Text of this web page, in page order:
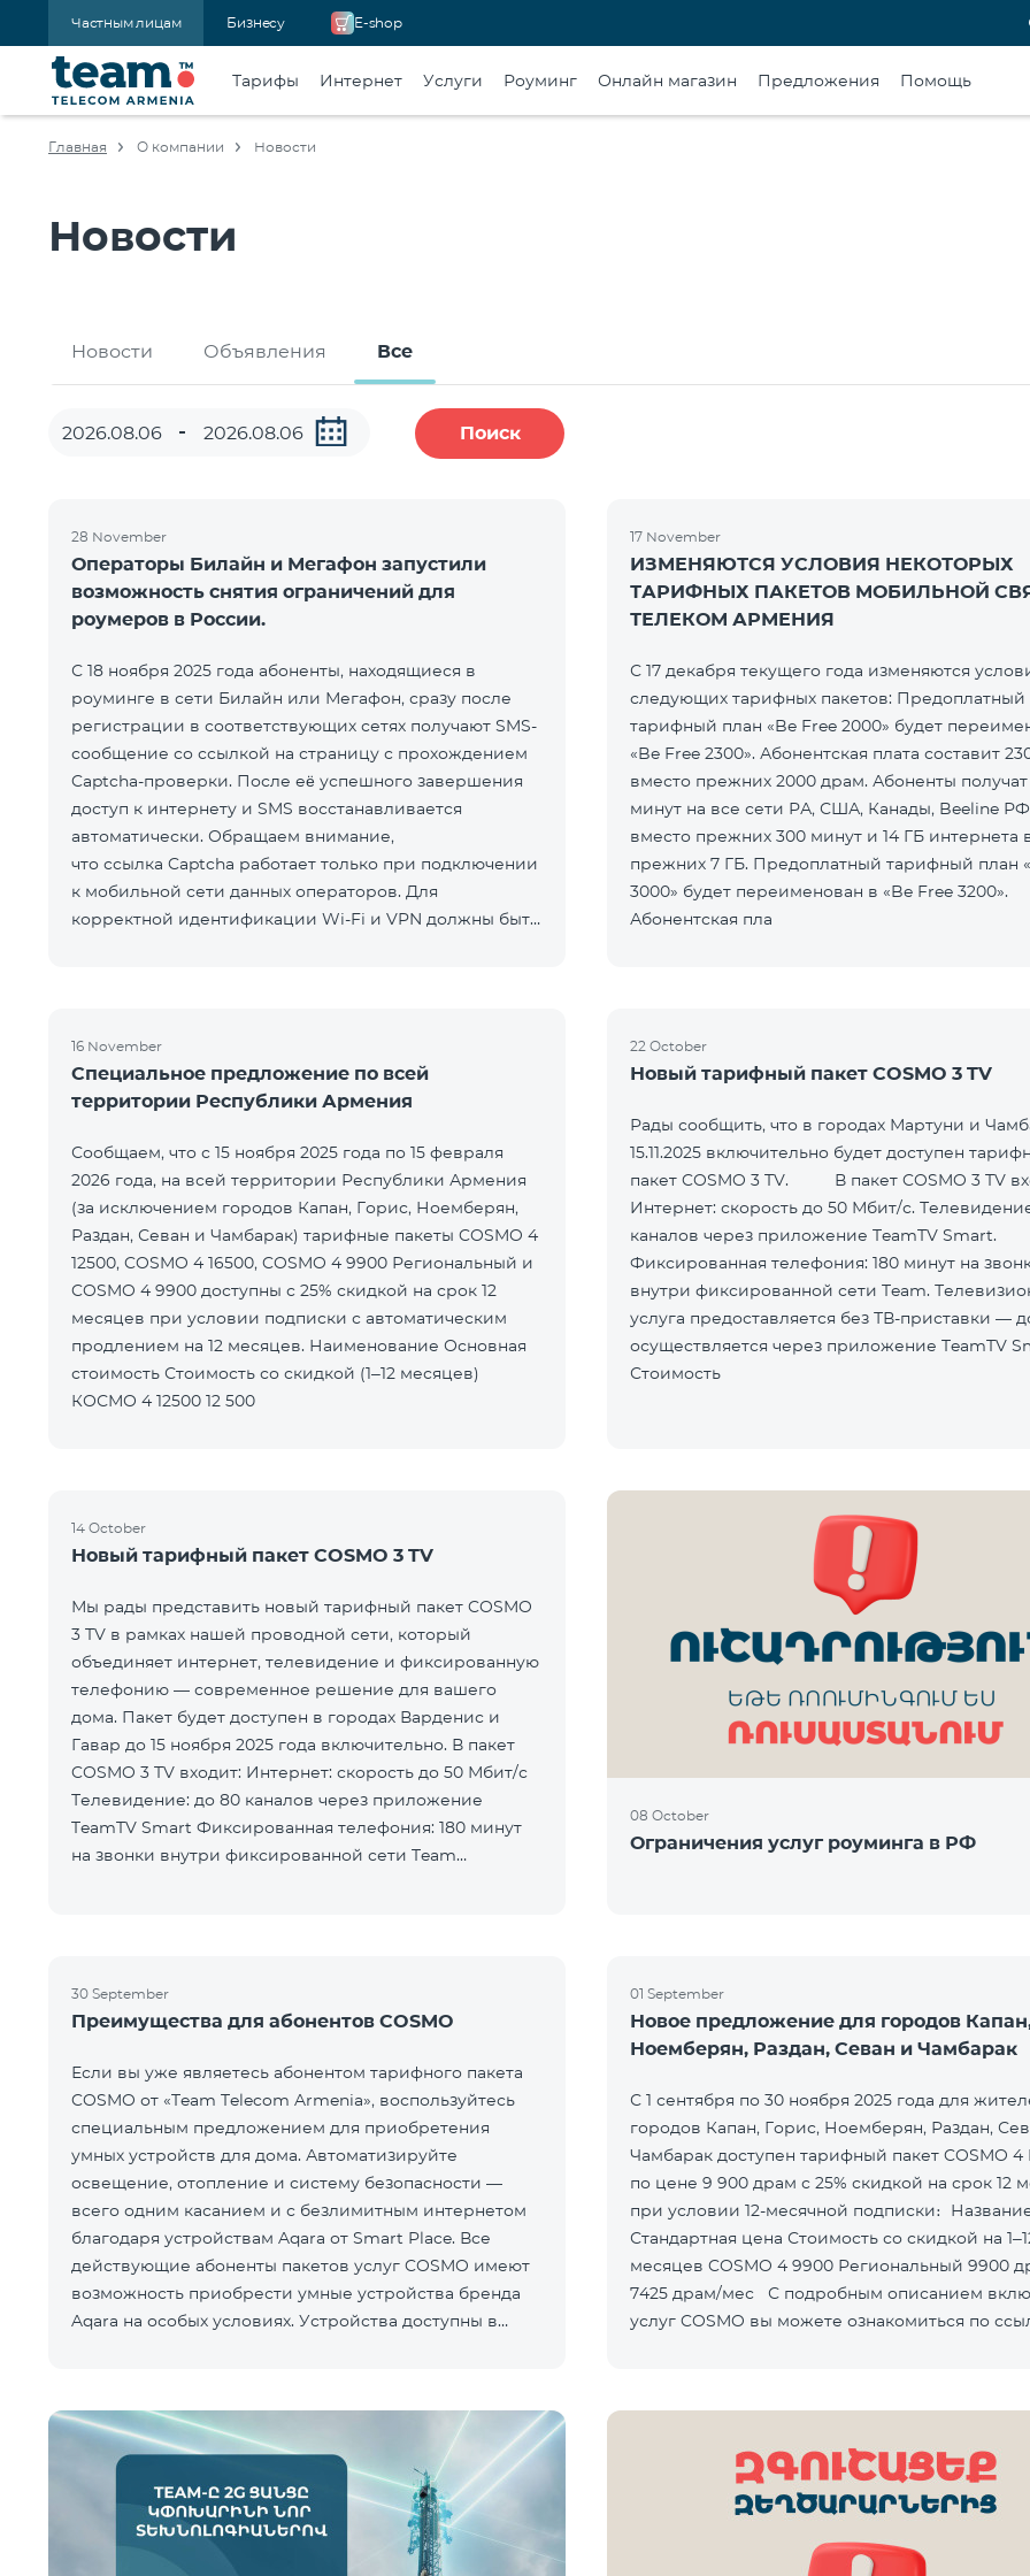
Частным лицам Бизнесу E-shop
Тарифы Интернет Услуги Роуминг Онлайн магазин Предложения Помощь
Главная О компании Новости
Новости
Новости Объявления Все
Поиск
28 November
Операторы Билайн и Мегафон запустили
возможность снятия ограничений для
роумеров в России.
С 18 ноября 2025 года абоненты, находящиеся в
роуминге в сети Билайн или Мегафон, сразу после
регистрации в соответствующих сетях получают SMS-
сообщение со ссылкой на страницу с прохождением
Captcha-проверки. После её успешного завершения
доступ к интернету и SMS восстанавливается
автоматически. Обращаем внимание,
что ссылка Captcha работает только при подключении
к мобильной сети данных операторов. Для
корректной идентификации Wi-Fi и VPN должны быть
17 November
ИЗМЕНЯЮТСЯ УСЛОВИЯ НЕКОТОРЫХ
ТАРИФНЫХ ПАКЕТОВ МОБИЛЬНОЙ
ТЕЛЕКОМ АРМЕНИЯ
С 17 декабря текущего года изменяются
следующих тарифных пакетов: Предоплатный
тарифный план «Be Free 2000» будет
«Be Free 2300». Абонентская плата составит
вместо прежних 2000 драм. Абоненты
минут на все сети РА, США, Канады, Beeline
вместо прежних 300 минут и 14 ГБ интернета
прежних 7 ГБ. Предоплатный тарифный план
3000» будет переименован в «Be Free 3200».
Абонентская пла
16 November
Специальное предложение по всей
территории Республики Армения
Сообщаем, что с 15 ноября 2025 года по 15 февраля
2026 года, на всей территории Республики Армения
(за исключением городов Капан, Горис, Ноемберян,
Раздан, Севан и Чамбарак) тарифные пакеты COSMO 4
12500, COSMO 4 16500, COSMO 4 9900 Региональный и
COSMO 4 9900 доступны с 25% скидкой на срок 12
месяцев при условии подписки с автоматическим
продлением на 12 месяцев. Наименование Основная
стоимость Стоимость со скидкой (1–12 месяцев)
КОСМО 4 12500 12 500
22 October
Новый тарифный пакет COSMO 3 TV
Рады сообщить, что в городах Мартуни и
15.11.2025 включительно будет доступен
пакет COSMO 3 TV. В пакет COSMO 3 TV входит:
Интернет: скорость до 50 Мбит/с.
каналов через приложение TeamTV Smart.
Фиксированная телефония: 180 минут на
внутри фиксированной сети Team. Телевизионная
услуга предоставляется без ТВ-приставки —
осуществляется через приложение TeamTV
Стоимость
14 October
Новый тарифный пакет COSMO 3 TV
Мы рады представить новый тарифный пакет COSMO
3 TV в рамках нашей проводной сети, который
объединяет интернет, телевидение и фиксированную
телефонию — современное решение для вашего
дома. Пакет будет доступен в городах Варденис и
Гавар до 15 ноября 2025 года включительно. В пакет
COSMO 3 TV входит: Интернет: скорость до 50 Мбит/с
Телевидение: до 80 каналов через приложение
TeamTV Smart Фиксированная телефония: 180 минут
на звонки внутри фиксированной сети Team
08 October
Ограничения услуг роуминга в РФ
30 September
Преимущества для абонентов COSMO
Если вы уже являетесь абонентом тарифного пакета
COSMO от «Team Telecom Armenia», воспользуйтесь
специальным предложением для приобретения
умных устройств для дома. Автоматизируйте
освещение, отопление и систему безопасности —
всего одним касанием и с безлимитным интернетом
благодаря устройствам Aqara от Smart Place. Все
действующие абоненты пакетов услуг COSMO имеют
возможность приобрести умные устройства бренда
Aqara на особых условиях. Устройства доступны в
01 September
Новое предложение для городов
Ноемберян, Раздан, Севан и Чамбарак
С 1 сентября по 30 ноября 2025 года для
городов Капан, Горис, Ноемберян, Раздан,
Чамбарак доступен тарифный пакет COSMO 4
по цене 9 900 драм с 25% скидкой на срок 12
при условии 12-месячной подписки։ Название пакета
Стандартная цена Стоимость со скидкой на 1–12
месяцев COSMO 4 9900 Региональный 9900 драм/мес
7425 драм/мес С подробным описанием включённых
услуг COSMO вы можете ознакомиться по